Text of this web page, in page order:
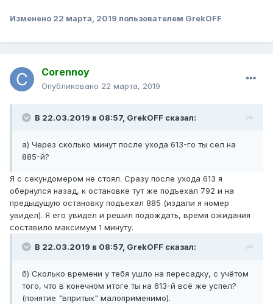
Изменено 22 марта, 2019 пользователем GrekOFF
Corennoy
Опубликовано 22 марта, 2019
В 22.03.2019 в 08:57, GrekOFF сказал:
а) Через сколько минут после ухода 613-го ты сел на
885-й?
Я с секундомером не стоял. Сразу после ухода 613 я
обернулся назад, к остановке тут же подъехал 792 и на
предыдущую остановку подъехал 885 (издали я номер
увидел). Я его увидел и решил подождать, время ожидания
составило максимум 1 минуту.
В 22.03.2019 в 08:57, GrekOFF сказал:
б) Сколько времени у тебя ушло на пересадку, с учётом
того, что в конечном итоге ты на 613-й всё же успел?
(понятие "впритык" малоприменимо).